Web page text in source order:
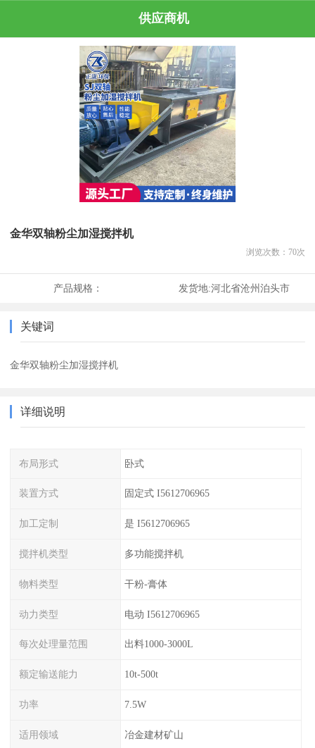
供应商机
金华双轴粉尘加湿搅拌机
浏览次数： 70次
产品规格： 发货地:河北省沧州泊头市
关键词
金华双轴粉尘加湿搅拌机
详细说明
布局形式 卧式
装置方式 固定式 I5612706965
加工定制 是 I5612706965
搅拌机类型 多功能搅拌机
物料类型 干粉-膏体
动力类型 电动 I5612706965
每次处理量范围 出料1000-3000L
额定输送能力 10t-500t
功率 7.5W
适用领域 冶金建材矿山